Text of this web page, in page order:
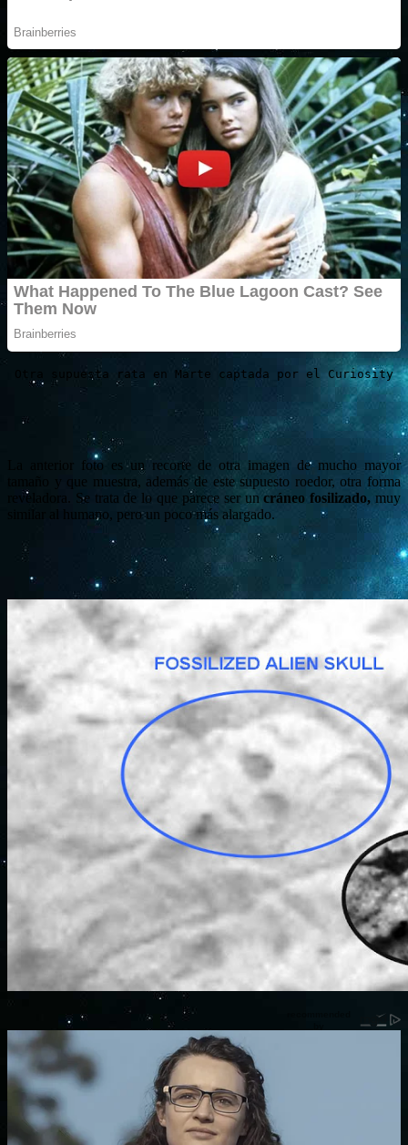
Otra supuesta rata en Marte captada por el Curiosity
La anterior foto es un recorte de otra imagen de mucho mayor
tamaño y que muestra, además de este supuesto roedor, otra forma
reveladora. Se trata de lo que parece ser uncráneo fosilizado,muy
similar al humano, pero un poco más alargado.